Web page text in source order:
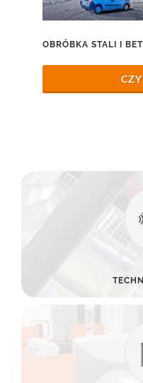
OBRÓBKA STALI I